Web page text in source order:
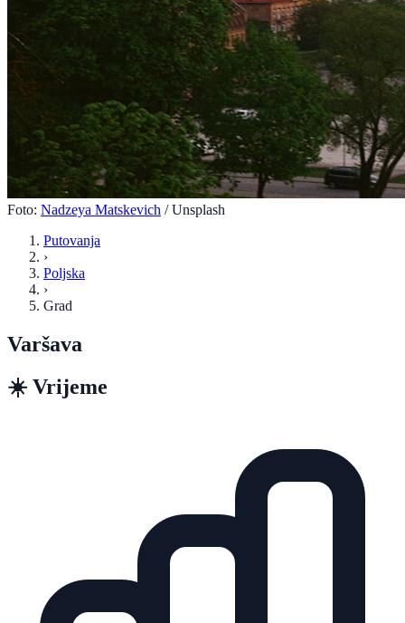
Foto: Nadzeya Matskevich / Unsplash
Putovanja
›
Poljska
›
Grad
Varšava
☀️ Vrijeme